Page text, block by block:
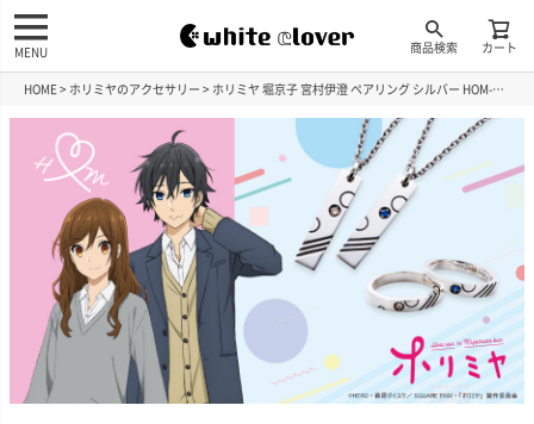
商品検索 カート
MENU
HOME ホリミヤのアクセサリー ホリミヤ 堀京子 宮村伊澄 ペアリング シルバー HOM-PAR001-002